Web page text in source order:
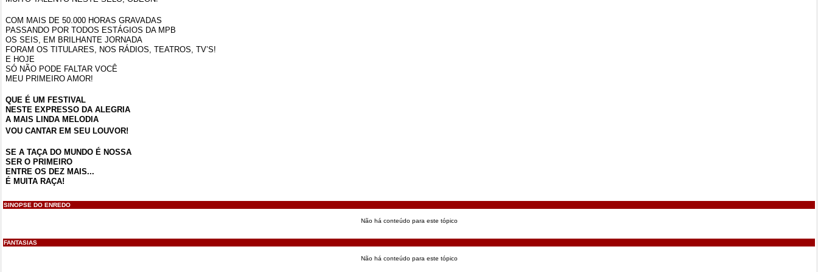
COM MAIS DE 50.000 HORAS GRAVADAS
PASSANDO POR TODOS ESTÁGIOS DA MPB
OS SEIS, EM BRILHANTE JORNADA
FORAM OS TITULARES, NOS RÁDIOS, TEATROS, TV’S!
E HOJE
SÓ NÃO PODE FALTAR VOCÊ
MEU PRIMEIRO AMOR!
QUE É UM FESTIVAL
NESTE EXPRESSO DA ALEGRIA
A MAIS LINDA MELODIA
VOU CANTAR EM SEU LOUVOR!
SE A TAÇA DO MUNDO É NOSSA
SER O PRIMEIRO
ENTRE OS DEZ MAIS...
É MUITA RAÇA!
SINOPSE DO ENREDO
Não há conteúdo para este tópico
FANTASIAS
Não há conteúdo para este tópico